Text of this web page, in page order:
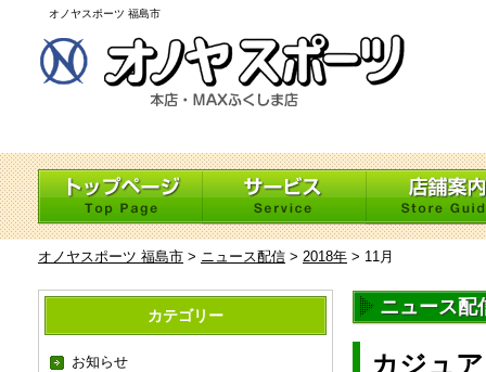
オノヤスポーツ 福島市
オノヤスポーツ 福島市 > ニュース配信 > 2018年 > 11月
カテゴリー
お知らせ
ニュース配
カジュ